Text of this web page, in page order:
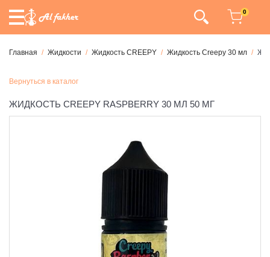
0
Главная Жидкости Жидкость CREEPY Жидкость Creepy 30 мл
Вернуться в каталог
ЖИДКОСТЬ CREEPY RASPBERRY 30 МЛ 50 МГ